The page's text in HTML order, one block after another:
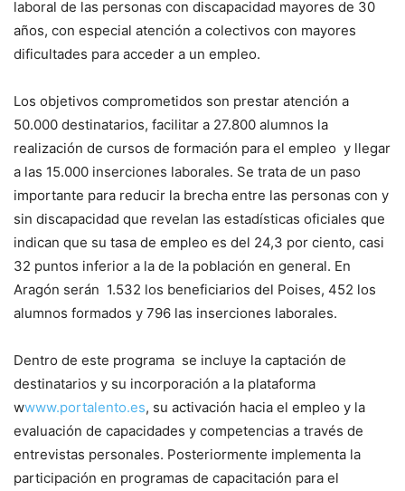
laboral de las personas con discapacidad mayores de 30
años, con especial atención a colectivos con mayores
dificultades para acceder a un empleo.
Los objetivos comprometidos son prestar atención a
50.000 destinatarios, facilitar a 27.800 alumnos la
realización de cursos de formación para el empleo y llegar
a las 15.000 inserciones laborales. Se trata de un paso
importante para reducir la brecha entre las personas con y
sin discapacidad que revelan las estadísticas oficiales que
indican que su tasa de empleo es del 24,3 por ciento, casi
32 puntos inferior a la de la población en general. En
Aragón serán 1.532 los beneficiarios del Poises, 452 los
alumnos formados y 796 las inserciones laborales.
Dentro de este programa se incluye la captación de
destinatarios y su incorporación a la plataforma
wwww.portalento.es, su activación hacia el empleo y la
evaluación de capacidades y competencias a través de
entrevistas personales. Posteriormente implementa la
participación en programas de capacitación para el